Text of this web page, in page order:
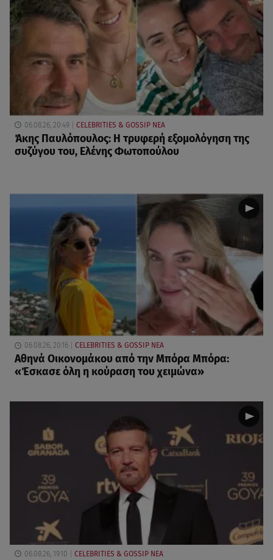
06.08.26, 20:49 CELEBRITIES & GOSSIP ΝΕΑ
Άκης Παυλόπουλος: Η τρυφερή εξομολόγηση της
συζύγου του, Ελένης Φωτοπούλου
06.08.26, 20:16 CELEBRITIES & GOSSIP ΝΕΑ
Αθηνά Οικονομάκου από την Μπόρα Μπόρα:
«Έσκασε όλη η κούραση του χειμώνα»
06.08.26, 19:10 CELEBRITIES & GOSSIP ΝΕΑ